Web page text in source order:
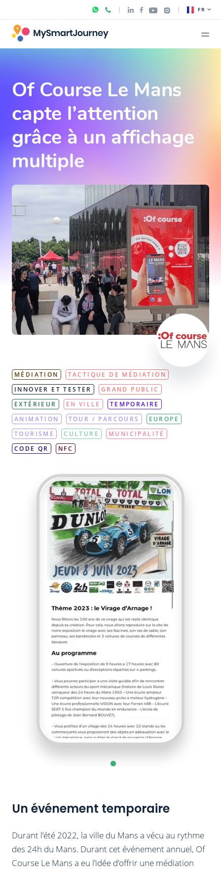
FR
Of Course Le Mans
capte l’attention
grâce à un affichage
multiple
MÉDIATION
TACTIQUE DE MÉDIATION
INNOVER ET TESTER
GRAND PUBLIC
EXTÉRIEUR
EN VILLE
TEMPORAIRE
ANIMATION
TOUR / PARCOURS
EUROPE
TOURISME
CULTURE
MUNICIPALITÉ
CODE QR
NFC
Un événement temporaire
Durant l’été 2022, la ville du Mans a vécu au rythme
des 24h du Mans. Durant cet événement annuel, Of
Course Le Mans a eu l’idée d’offrir une médiation